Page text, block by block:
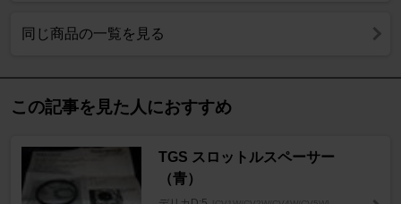
同じ商品の一覧を見る
この記事を見た人におすすめ
TGS スロットルスペーサー
（青）